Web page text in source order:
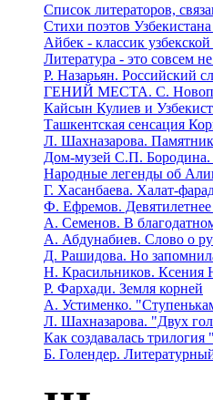
Список литераторов,
Стихи поэтов
Айбек - классик
Литература - это совсем
Р. Назарьян. Российский
ГЕНИЙ МЕСТА. C.
Кайсын Кулиев и
Ташкентская сенсация
Л. Шахназарова.
Дом-музей С.П.
Народные легенды об
Г. Хасанбаева. Халат-
Ф. Ефремов. Девятилетнее
А. Семенов. В
А. Абдунабиев. Слово о
Д. Рашидова. Но
Н. Красильников. Ксения
Р. Фархади. Земля корней
А. Устименко.
Л. Шахназарова. "Двух
Как создавалась
Б. Голендер.